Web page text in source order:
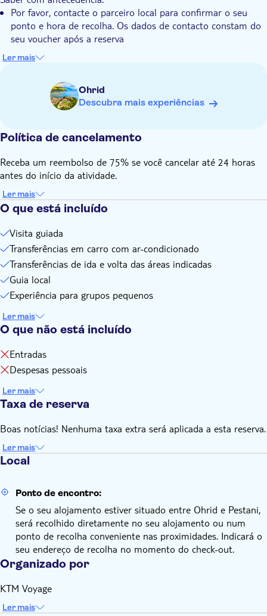
Por favor, contacte o parceiro local para confirmar o seu
ponto e hora de recolha. Os dados de contacto constam do
seu voucher após a reserva
Não se esqueça de trazer:
Protetor solar e água no verão
Ler mais
Ohrid
Descubra mais experiências
Política de cancelamento
Receba um reembolso de 75% se você cancelar até 24 horas
antes do início da atividade.
Ler mais
O que está incluído
Visita guiada
Transferências em carro com ar-condicionado
Transferências de ida e volta das áreas indicadas
Guia local
Experiência para grupos pequenos
Ler mais
O que não está incluído
Entradas
Despesas pessoais
Ler mais
Taxa de reserva
Boas notícias! Nenhuma taxa extra será aplicada a esta reserva.
Ler mais
Local
Ponto de encontro:
Se o seu alojamento estiver situado entre Ohrid e Pestani,
será recolhido diretamente no seu alojamento ou num
ponto de recolha conveniente nas proximidades. Indicará o
seu endereço de recolha no momento do check-out.
Organizado por
KTM Voyage
Ler mais